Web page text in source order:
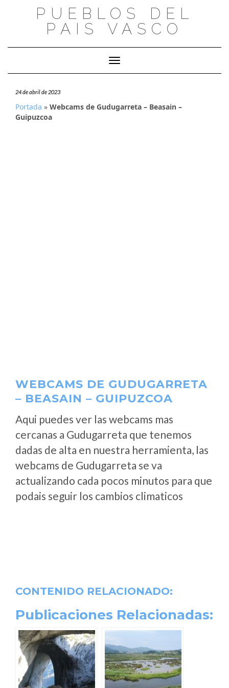
PUEBLOS DEL
PAIS VASCO
Cambiar modo de navegación
24 de abril de 2023
Portada » Webcams de Gudugarreta – Beasain –
Guipuzcoa
WEBCAMS DE GUDUGARRETA
– BEASAIN – GUIPUZCOA
Aqui puedes ver las webcams mas
cercanas a Gudugarreta que tenemos
dadas de alta en nuestra herramienta, las
webcams de Gudugarreta se va
actualizando cada pocos minutos para que
podais seguir los cambios climaticos
CONTENIDO RELACIONADO:
Publicaciones Relacionadas: